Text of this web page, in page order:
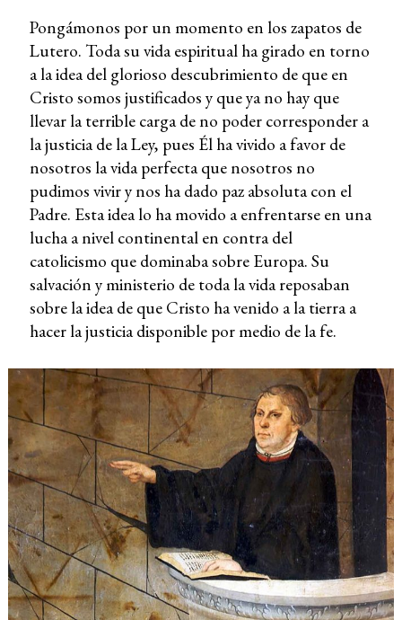
Pongámonos por un momento en los zapatos de
Lutero. Toda su vida espiritual ha girado en torno
a la idea del glorioso descubrimiento de que en
Cristo somos justificados y que ya no hay que
llevar la terrible carga de no poder corresponder a
la justicia de la Ley, pues Él ha vivido a favor de
nosotros la vida perfecta que nosotros no
pudimos vivir y nos ha dado paz absoluta con el
Padre. Esta idea lo ha movido a enfrentarse en una
lucha a nivel continental en contra del
catolicismo que dominaba sobre Europa. Su
salvación y ministerio de toda la vida reposaban
sobre la idea de que Cristo ha venido a la tierra a
hacer la justicia disponible por medio de la fe.